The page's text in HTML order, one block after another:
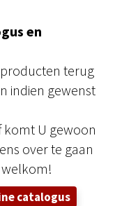
en
terug
indien gewenst
komt U gewoon
over te gaan
catalogus